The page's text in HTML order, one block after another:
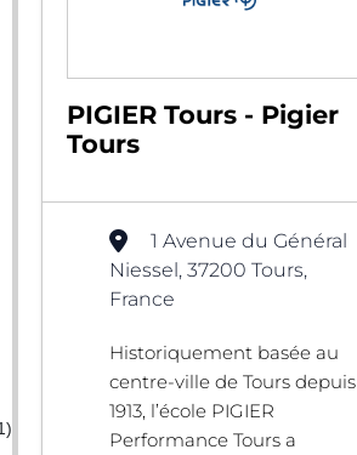
PIGIER Tours - Pigier
Tours
1 Avenue du Général
Niessel, 37200 Tours,
France
Historiquement basée au
centre-ville de Tours depuis
1913, l’école PIGIER
Performance Tours a